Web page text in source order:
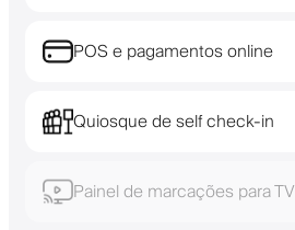
POS e pagamentos online
Quiosque de self check-in
Painel de marcações para TV